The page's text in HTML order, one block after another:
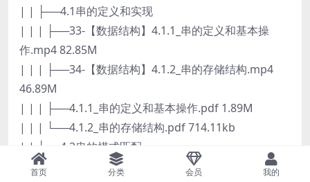
| | ├──4.1串的定义和实现
| | | ├──33-【数据结构】4.1.1_串的定义和基本操
作.mp4 82.85M
| | | ├──34-【数据结构】4.1.2_串的存储结构.mp4
46.89M
| | | ├──4.1.1_串的定义和基本操作.pdf 1.89M
| | | └──4.1.2_串的存储结构.pdf 714.11kb
| | └──4.2串的模式匹配
| | | ├──35-【数据结构】4.2.1_朴素模式匹配算
首页 分类 会员 我的